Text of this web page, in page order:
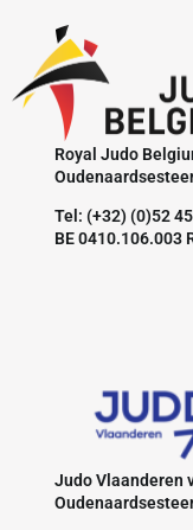
Royal Judo
Tel: (+32) (0)52
BE 0410.106.003
Judo Vlaanderen